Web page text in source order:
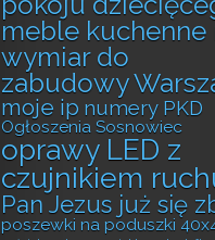
meble kuchenne
wymiar do
zabudowy
moje ip numery PKD
Ogłoszenia Sosnowiec
oprawy LED z
czujnikiem
Pan Jezus już się
poszewki na poduszki